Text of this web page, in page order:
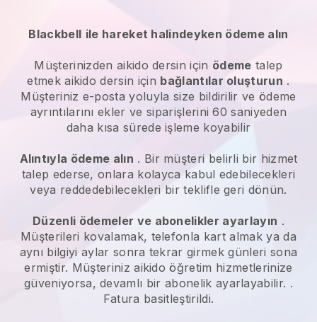
Blackbell ile hareket halindeyken ödeme alın
Müşterinizden aikido dersin için ödeme talep
etmekaikido dersin için bağlantılar oluşturun .
Müşteriniz e-posta yoluyla size bildirilir ve ödeme
ayrıntılarını ekler ve siparişlerini 60 saniyeden
daha kısa sürede işleme koyabilir
Alıntıyla ödeme alın . Bir müşteri belirli bir hizmet
talep ederse, onlara kolayca kabul edebilecekleri
veya reddedebilecekleri bir teklifle geri dönün.
Düzenli ödemeler ve abonelikler ayarlayın .
Müşterileri kovalamak, telefonla kart almak ya da
aynı bilgiyi aylar sonra tekrar girmek günleri sona
ermiştir. Müşteriniz aikido öğretim hizmetlerinize
güveniyorsa, devamlı bir abonelik ayarlayabilir. .
Fatura basitleştirildi.